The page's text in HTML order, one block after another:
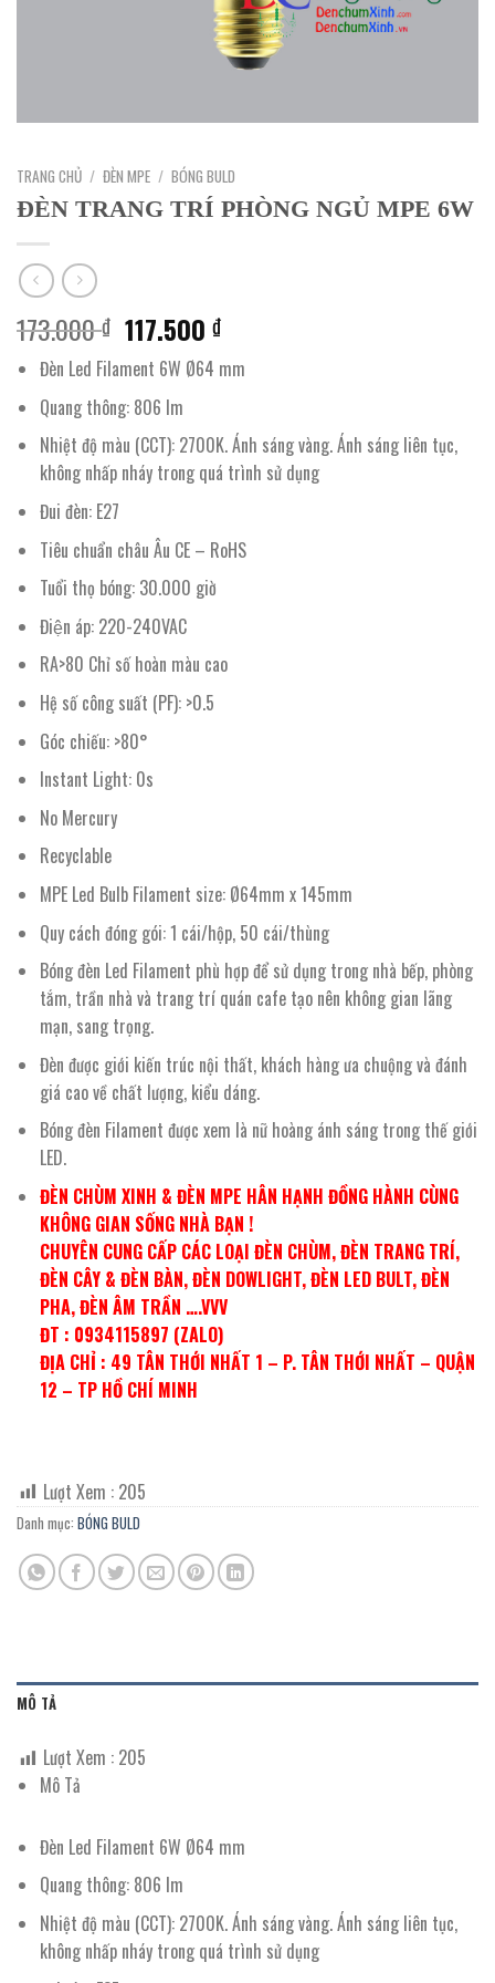
TRANG CHỦ / ĐÈN MPE / BÓNG BULD
ĐÈN TRANG TRÍ PHÒNG NGỦ MPE 6W
173.000₫ Giá
gốc
là:
173.000 ₫.
117.500₫Giá
hiện
tại
117.500 ₫.
Đèn Led Filament 6W Ø64 mm
Quang thông: 806 lm
Nhiệt độ màu (CCT): 2700K. Ánh sáng vàng. Ánh sáng liên tục,
không nhấp nháy trong quá trình sử dụng
Đui đèn: E27
Tiêu chuẩn châu Âu CE – RoHS
Tuổi thọ bóng: 30.000 giờ
Điện áp: 220-240VAC
RA>80 Chỉ số hoàn màu cao
Hệ số công suất (PF): >0.5
Góc chiếu: >80°
Instant Light: 0s
No Mercury
Recyclable
MPE Led Bulb Filament size: Ø64mm x 145mm
Quy cách đóng gói: 1 cái/hộp, 50 cái/thùng
Bóng đèn Led Filament phù hợp để sử dụng trong nhà bếp, phòng
tắm, trần nhà và trang trí quán cafe tạo nên không gian lãng
mạn, sang trọng.
Đèn được giới kiến trúc nội thất, khách hàng ưa chuộng và đánh
giá cao về chất lượng, kiểu dáng.
Bóng đèn Filament được xem là nữ hoàng ánh sáng trong thế giới
LED.
ĐÈN CHÙM XINH & ĐÈN MPE HÂN HẠNH ĐỒNG HÀNH CÙNG
KHÔNG GIAN SỐNG NHÀ BẠN !
CHUYÊN CUNG CẤP CÁC LOẠI ĐÈN CHÙM, ĐÈN TRANG TRÍ,
ĐÈN CÂY & ĐÈN BÀN, ĐÈN DOWLIGHT, ĐÈN LED BULT, ĐÈN
PHA, ĐÈN ÂM TRẦN ….VVV
ĐT : 0934115897 (ZALO)
ĐỊA CHỈ : 49 TÂN THỚI NHẤT 1 – P. TÂN THỚI NHẤT – QUẬN
12 – TP HỒ CHÍ MINH
Lượt Xem : 205
Danh mục: BÓNG BULD
MÔ TẢ
Lượt Xem : 205
Mô Tả
Đèn Led Filament 6W Ø64 mm
Quang thông: 806 lm
Nhiệt độ màu (CCT): 2700K. Ánh sáng vàng. Ánh sáng liên tục,
không nhấp nháy trong quá trình sử dụng